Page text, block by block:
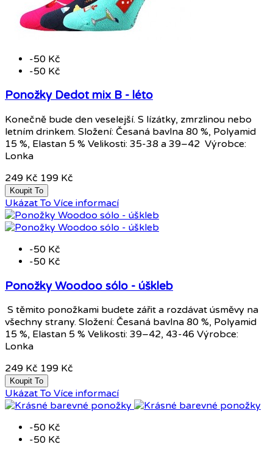
-50 Kč
-50 Kč
Ponožky Dedot mix B - léto
Konečně bude den veselejší. S lízátky, zmrzlinou nebo
letním drinkem. Složení: Česaná bavlna 80 %, Polyamid
15 %, Elastan 5 % Velikosti: 35-38 a 39–42 Výrobce:
Lonka
249 Kč 199 Kč
Koupit To
Ukázat To Více informací
-50 Kč
-50 Kč
Ponožky Woodoo sólo - úškleb
S těmito ponožkami budete zářit a rozdávat úsměvy na
všechny strany. Složení: Česaná bavlna 80 %, Polyamid
15 %, Elastan 5 % Velikosti: 39–42, 43-46 Výrobce:
Lonka
249 Kč 199 Kč
Koupit To
Ukázat To Více informací
-50 Kč
-50 Kč